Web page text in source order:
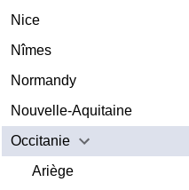
Nice
Nîmes
Normandy
Nouvelle-Aquitaine
Occitanie
Ariège